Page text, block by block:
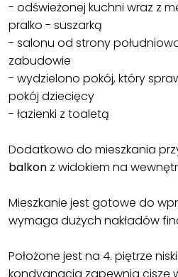
- odświeżonej kuchni wraz z
pralko - suszarką
- salonu od strony
zabudowie
- wydzielono pokój, który
pokój dziecięcy
- łazienki z toaletą
Dodatkowo do mieszkania
balkon z widokiem na
Mieszkanie jest gotowe do
wymaga dużych nakładów
Położone jest na 4. piętrze